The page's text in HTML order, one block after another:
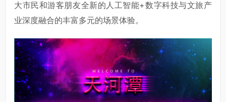
大市民和游客朋友全新的人工智能+数字科技与文旅产
业深度融合的丰富多元的场景体验。